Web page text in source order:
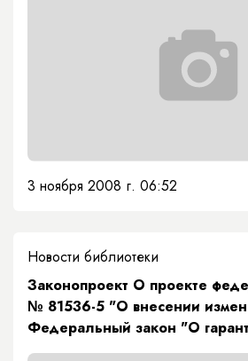
3 ноября 2008 г. 06:52
Новости библиотеки
Законопроект О проекте
№ 81536-5 "О внесении
Федеральный закон "О
коренных малочисленных